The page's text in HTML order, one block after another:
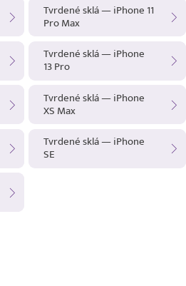
Tvrdené sklá — iPhone 11
Pro Max
Tvrdené sklá — iPhone
13 Pro
Tvrdené sklá — iPhone
XS Max
Tvrdené sklá — iPhone
SE